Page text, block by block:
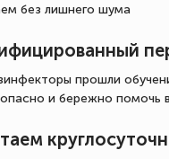
без лишнего шума
прошли
и бережно помочь